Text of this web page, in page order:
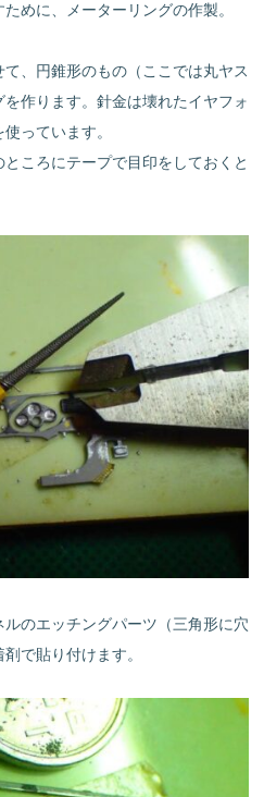
めに、メーターリングの作製。
、円錐形のもの（ここでは丸ヤス
作ります。針金は壊れたイヤフォ
っています。
ころにテープで目印をしておくと
のエッチングパーツ（三角形に穴
で貼り付けます。